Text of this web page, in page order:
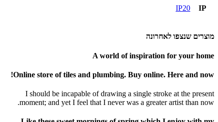
IP
IP20
מוצרים שנצפו לאחרונה
A world of inspiration for your home
Online store of tiles and plumbing. Buy online. Here and now!
I should be incapable of drawing a single stroke at the present
moment; and yet I feel that I never was a greater artist than now.